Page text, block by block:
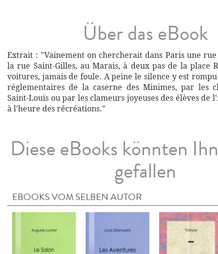
Über das eBook
Extrait : "Vainement on chercherait dans Paris une
la rue Saint-Gilles, au Marais, à deux pas de la place
voitures, jamais de foule. A peine le silence y est
réglementaires de la caserne des Minimes, par les
Saint-Louis ou par les clameurs joyeuses des élèves de
à l'heure des récréations."
Diese eBooks könnten
gefallen
EBOOKS VOM SELBEN AUTOR